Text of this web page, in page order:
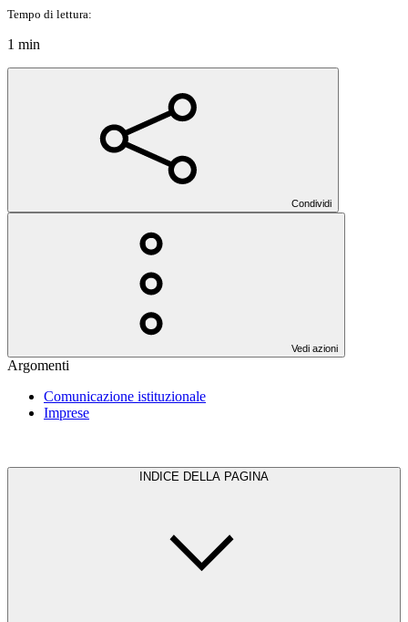
Tempo di lettura:
1 min
Condividi
Vedi azioni
Argomenti
Comunicazione istituzionale
Imprese
INDICE DELLA PAGINA